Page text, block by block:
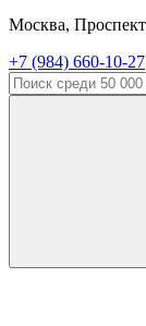
Москва,
+7 (984) 660-10-27